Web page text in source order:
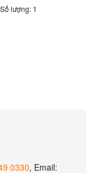
Số lượng: 1
0330, Email: